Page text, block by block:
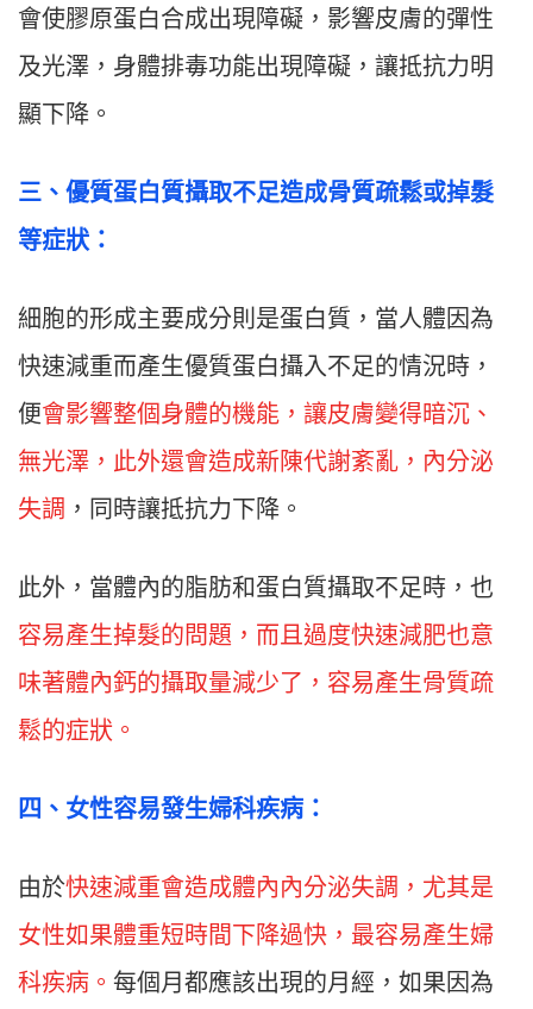
會使膠原蛋白合成出現障礙，影響皮膚的彈性
及光澤，身體排毒功能出現障礙，讓抵抗力明
顯下降。
三 、 優質蛋白質攝取不足造成骨質疏鬆或掉髮
等症狀：
細胞的形成主要成分則是蛋白質，當人體因為
快速減重而產生優質蛋白攝入不足的情況時，
便會影響整個身體的機能，讓皮膚變得暗沉、
無光澤，此外還會造成新陳代謝紊亂，內分泌
失調 ，同時讓抵抗力下降。
此外，當體內的脂肪和蛋白質攝取不足時，也
容易產生掉髮的問題，而且過度快速減肥也意
味著體內鈣的攝取量減少了，容易產生骨質疏
鬆的症狀。
四 、 女性容易發生婦科疾病：
由於快速減重會造成體內內分泌失調，尤其是
女性如果體重短時間下降過快，最容易產生婦
科疾病。 每個月都應該出現的月經，如果因為